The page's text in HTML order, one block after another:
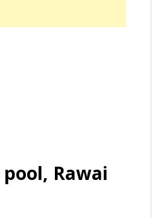
Rawai